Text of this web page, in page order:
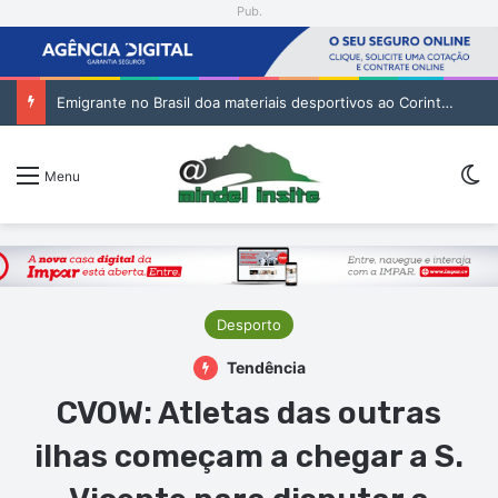
Pub.
Emigrante no Brasil doa materiais desportivos ao Corinthians de São Vicente
Menu
Desporto
Tendência
CVOW: Atletas das outras
ilhas começam a chegar a S.